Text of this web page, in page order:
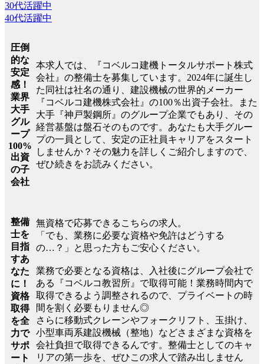
30代活躍中
40代活躍中
圧倒
的な
安定
感！
業界
大手
グル
ープ
100%
出資
の子
会社
本求人では、『コベルコ建機トータルサポート株式
会社』の整備士を募集しています。2024年に誕生し
た同社は社名の通り、建設機械の世界的メーカー
『コベルコ建機株式会社』の100％出資子会社。また
大手『神戸製鋼所』のグループ企業でもあり、その
経営基盤は盤石そのものです。あなたも大手グルー
プの一員として、安定の正社員キャリアをスタート
しませんか？その魅力を詳しくご紹介しますので、
ぜひ続きをお読みください。
整備
士を
目指
すあ
なた
に！
資格
取得
を全
力で
サポ
ート
無資格で応募できるこちらの求人。
「でも、業務に必要な資格や免許はどうする
の…？」と思った方もご安心ください。
業務で必要となる資格は、入社後にグループ会社で
ある『コベルコ教習所』で取得可能！業務時間内で
取得できるよう調整されるので、プライベートの時
間を割く必要もりません◎
さらに移動式クレーンやフォークリフト、玉掛け、
小型車両系建設機械（整地）などさまざまな資格を
会社負担で取得できるんです。整備士としてのキャ
リアの第一歩を、ぜひこの求人で踏み出しません